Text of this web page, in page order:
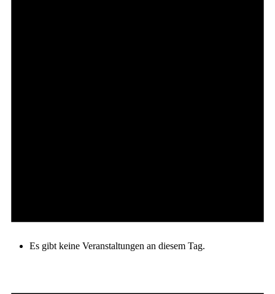
Es gibt keine Veranstaltungen an diesem Tag.